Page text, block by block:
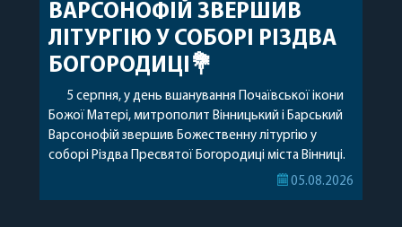
ВАРСОНОФІЙ ЗВЕРШИВ
ЛІТУРГІЮ У СОБОРІ РІЗДВА
БОГОРОДИЦІ💐
5 серпня, у день вшанування Почаївської ікони
Божої Матері, митрополит Вінницький і Барський
Варсонофій звершив Божественну літургію у
соборі Різдва Пресвятої Богородиці міста Вінниці.
Його Високопреосвященству співслужили05.08.2026